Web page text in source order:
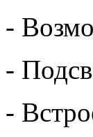
-
-
-